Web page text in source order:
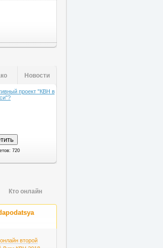
Новости
проект "КВН в
720
Кто онлайн
второй